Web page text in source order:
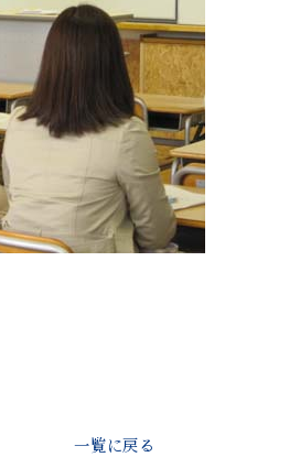
一覧に戻る